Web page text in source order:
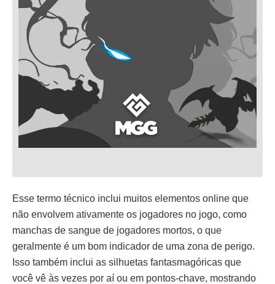
Esse termo técnico inclui muitos elementos online que
não envolvem ativamente os jogadores no jogo, como
manchas de sangue de jogadores mortos, o que
geralmente é um bom indicador de uma zona de perigo.
Isso também inclui as silhuetas fantasmagóricas que
você vê às vezes por aí ou em pontos-chave, mostrando